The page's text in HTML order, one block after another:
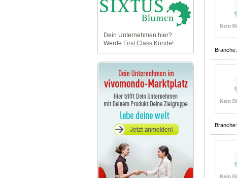
Dein Unternehmen hier?
Werde First Class Kunde!
Branche:
Branche: